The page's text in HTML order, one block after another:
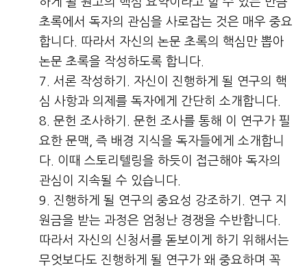
초록에서 독자의 관심을 사로잡는 것은 매우 중요
합니다. 따라서 자신의 논문 초록의 핵심만 뽑아
논문 초록을 작성하도록 합니다.
서론 작성하기. 자신이 진행하게 될 연구의 핵
심 사항과 의제를 독자에게 간단히 소개합니다.
문헌 조사하기. 문헌 조사를 통해 이 연구가 필
요한 문맥, 즉 배경 지식을 독자들에게 소개합니
다. 이때 스토리텔링을 하듯이 접근해야 독자의
관심이 지속될 수 있습니다.
진행하게 될 연구의 중요성 강조하기. 연구 지
원금을 받는 과정은 엄청난 경쟁을 수반합니다.
따라서 자신의 신청서를 돋보이게 하기 위해서는
무엇보다도 진행하게 될 연구가 왜 중요하며 꼭